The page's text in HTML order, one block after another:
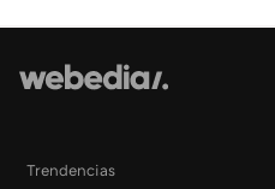
Trendencias